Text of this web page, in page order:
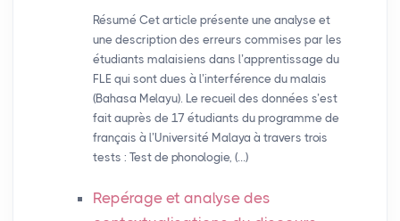
Résumé Cet article présente une analyse et
une description des erreurs commises par les
étudiants malaisiens dans l’apprentissage du
FLE qui sont dues à l’interférence du malais
(Bahasa Melayu). Le recueil des données s’est
fait auprès de 17 étudiants du programme de
français à l’Université Malaya à travers trois
tests : Test de phonologie, (…)
Repérage et analyse des